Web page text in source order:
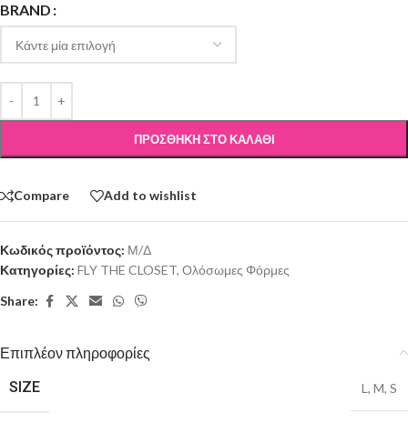
BRAND
ΠΡΟΣΘΉΚΗ ΣΤΟ ΚΑΛΆΘΙ
Compare Add to wishlist
Κωδικός προϊόντος: Μ/Δ
Κατηγορίες: FLY THE CLOSET, Ολόσωμες Φόρμες
Share:
Επιπλέον πληροφορίες
SIZE
L , M, S